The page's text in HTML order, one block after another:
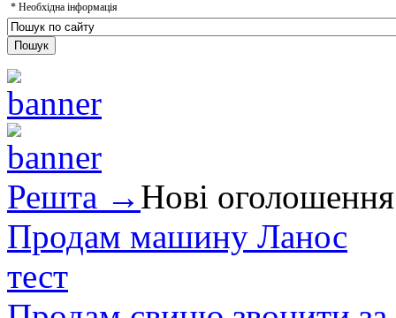
* Необхідна інформація
Решта → Нові оголошення
Продам машину Ланос
тест